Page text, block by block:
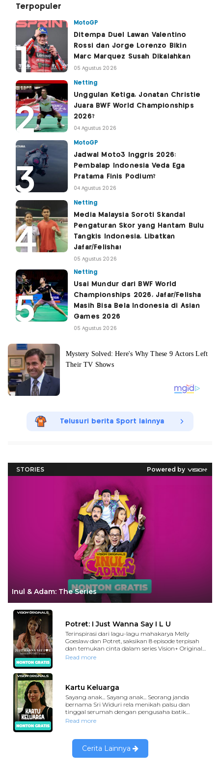
Terpopuler
MotoGP
Ditempa Duel Lawan Valentino
Rossi dan Jorge Lorenzo Bikin
Marc Marquez Susah Dikalahkan
05 Agustus 2026
Netting
Unggulan Ketiga, Jonatan Christie
Juara BWF World Championships
2026?
04 Agustus 2026
MotoGP
Jadwal Moto3 Inggris 2026:
Pembalap Indonesia Veda Ega
Pratama Finis Podium?
04 Agustus 2026
Netting
Media Malaysia Soroti Skandal
Pengaturan Skor yang Hantam Bulu
Tangkis Indonesia, Libatkan
Jafar/Felisha!
05 Agustus 2026
Netting
Usai Mundur dari BWF World
Championships 2026, Jafar/Felisha
Masih Bisa Bela Indonesia di Asian
Games 2026
05 Agustus 2026
Telusuri berita Sport lainnya